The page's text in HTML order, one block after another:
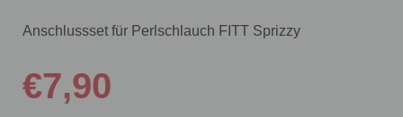
Anschlussset für Perlschlauch FITT Sprizzy
€7,90